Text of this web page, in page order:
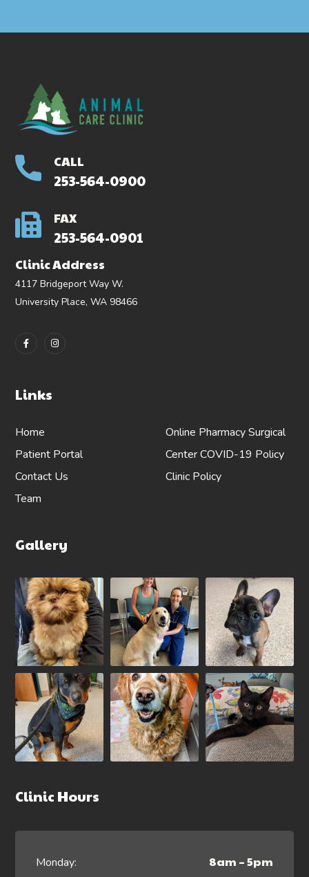
CALL
253-564-0900
FAX
253-564-0901
Clinic Address
4117 Bridgeport Way W.
University Place, WA 98466
Links
Home
Patient Portal
Contact Us
Team
Online PharmacySurgical
CenterCOVID-19 Policy
Clinic Policy
Gallery
Clinic Hours
Monday: 8am – 5pm